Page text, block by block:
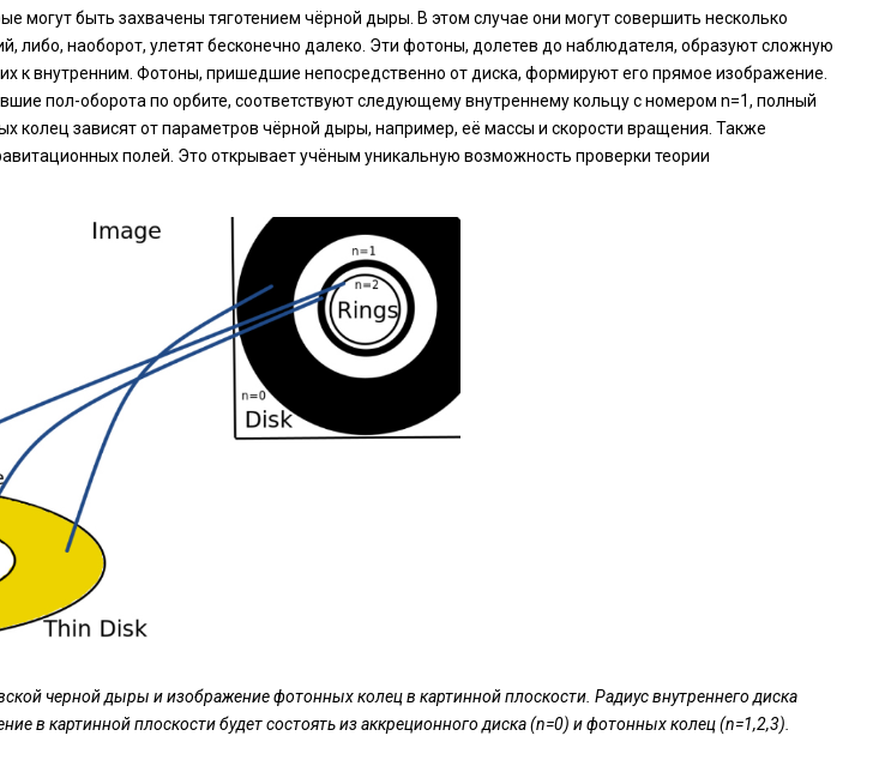
могут быть захвачены тяготением чёрной дыры. В этом случае они могут совершить несколько
либо, наоборот, улетят бесконечно далеко. Эти фотоны, долетев до наблюдателя, образуют сложную
к внутренним. Фотоны, пришедшие непосредственно от диска, формируют его прямое изображение.
пол-оборота по орбите, соответствуют следующему внутреннему кольцу с номером n=1, полный
колец зависят от параметров чёрной дыры, например, её массы и скорости вращения. Также
полей. Это открывает учёным уникальную возможность проверки теории
черной дыры и изображение фотонных колец в картинной плоскости. Радиус внутреннего диска
в картинной плоскости будет состоять из аккреционного диска (n=0) и фотонных колец (n=1,2,3).